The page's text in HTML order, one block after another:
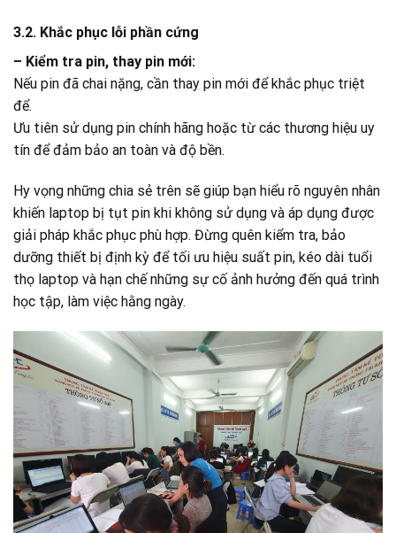
3.2. Khắc phục lỗi phần cứng
– Kiểm tra pin, thay pin mới:
Nếu pin đã chai nặng, cần thay pin mới để khắc phục triệt
để.
Ưu tiên sử dụng pin chính hãng hoặc từ các thương hiệu uy
tín để đảm bảo an toàn và độ bền.
Hy vọng những chia sẻ trên sẽ giúp bạn hiểu rõ nguyên nhân
khiến laptop bị tụt pin khi không sử dụng và áp dụng được
giải pháp khắc phục phù hợp. Đừng quên kiểm tra, bảo
dưỡng thiết bị định kỳ để tối ưu hiệu suất pin, kéo dài tuổi
thọ laptop và hạn chế những sự cố ảnh hưởng đến quá trình
học tập, làm việc hằng ngày.